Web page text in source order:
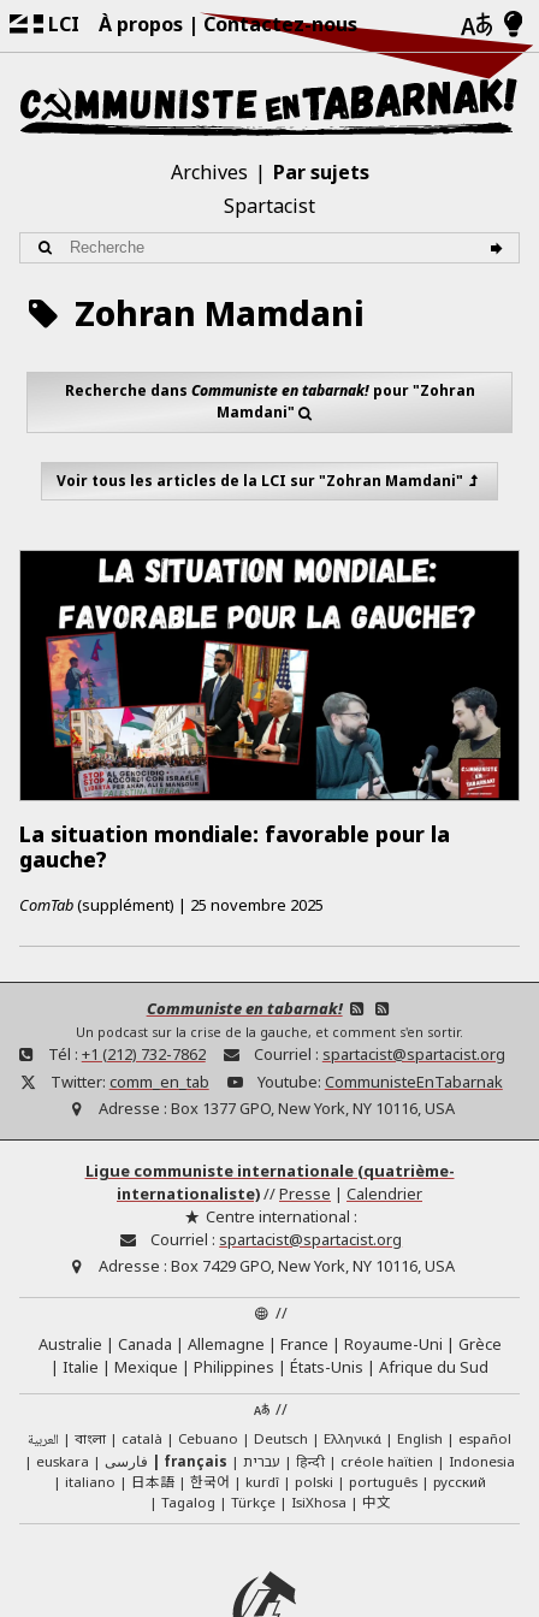
LCI À propos Contactez-nous
Archives
Par sujets
Spartacist
Zohran Mamdani
Recherche dans Communiste en tabarnak!pour "Zohran
Mamdani"
Voir tous les articles de la LCI sur "Zohran Mamdani"
La situation mondiale: favorable pour la
gauche?
ComTab(supplément) | 25 novembre 2025
Communiste en tabarnak!
Un podcast sur la crise de la gauche, et comment s'en sortir.
Tél : +1 (212) 732-7862 Courriel : spartacist@spartacist.org
Twitter: comm_en_tab Youtube: CommunisteEnTabarnak
Adresse : Box 1377 GPO, New York, NY 10116, USA
Ligue communiste internationale (quatrième-
internationaliste)//Presse | Calendrier
Centre international :
Courriel : spartacist@spartacist.org
Adresse : Box 7429 GPO, New York, NY 10116, USA
//
Australie
Canada Allemagne France Royaume-Uni
Grèce
Italie
Mexique Philippines États-Unis
Afrique du Sud
//
العربية বাংলা català Cebuano Deutsch Ελληνικά English
español
euskara
فارسی français עברית हिन्दी créole haïtien
Indonesia
italiano
日本語 한국어 kurdî polski português
русский
Tagalog
Türkçe IsiXhosa 中文